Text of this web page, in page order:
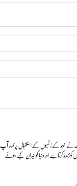
غزہ کے زخمیوں کے استقبال پر کہا: آپ
زندہ کرتا ہے اور دنیا کو حیران کیے ہوئے